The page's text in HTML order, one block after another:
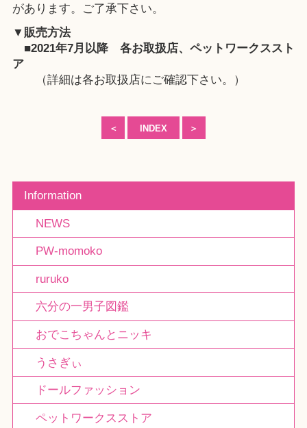
があります。ご了承下さい。
▼販売方法
■2021年7月以降 各お取扱店、 ペットワークススト
ア
（詳細は各お取扱店にご確認下さい。）
＜ INDEX ＞
Information
NEWS
PW-momoko
ruruko
六分の一男子図鑑
おでこちゃんとニッキ
うさぎぃ
ドールファッション
ペットワークスストア